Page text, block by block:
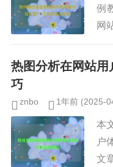
例
网
潜
量
热图分析在网站
巧
znbo 1年前 (2025-
本
户
文